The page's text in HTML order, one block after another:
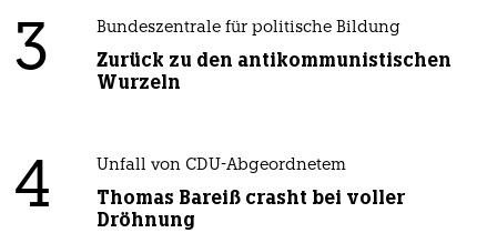
3 Bundeszentrale für politische Bildung
Zurück zu den antikommunistischen
Wurzeln
4 Unfall von CDU-Abgeordnetem
Thomas Bareiß crasht bei voller
Dröhnung